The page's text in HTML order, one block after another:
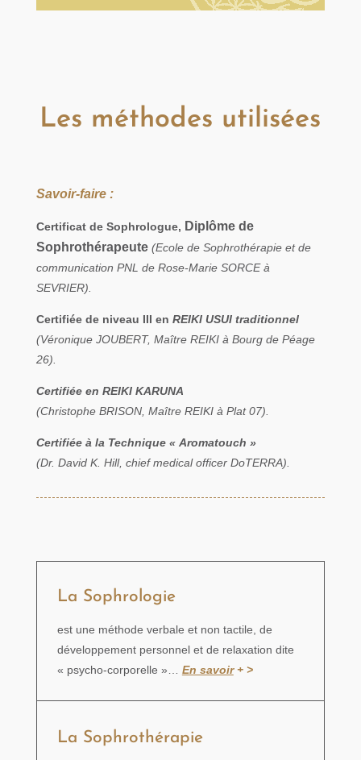
Les méthodes utilisées
Savoir-faire :
Certificat de Sophrologue, Diplôme de
Sophrothérapeute (Ecole de Sophrothérapie et de
communication PNL de Rose-Marie SORCE à
SEVRIER).
Certifiée de niveau III en REIKI USUI traditionnel
(Véronique JOUBERT, Maître REIKI à Bourg de Péage
26).
Certifiée en REIKI KARUNA
(Christophe BRISON, Maître REIKI à Plat 07).
Certifiée à la Technique « Aromatouch »
(Dr. David K. Hill, chief medical officer DoTERRA).
La Sophrologie
est une méthode verbale et non tactile, de
développement personnel et de relaxation dite
« psycho-corporelle »… En savoir+ >
La Sophrothérapie